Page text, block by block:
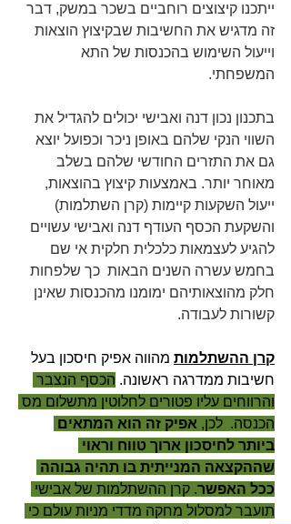
ייתכנו קיצוצים רוחביים בשכר במשק, דבר
זה מדגיש את החשיבות שבקיצוץ הוצאות
וייעול השימוש בהכנסות של התא
המשפחתי.
בתכנון נכון דנה ואבישי יכולים להגדיל את
השווי הנקי שלהם באופן ניכר וכפועל יוצא
גם את התזרים החודשי שלהם בשלב
מאוחר יותר. באמצעות קיצוץ בהוצאות,
ייעול השקעות קיימות (קרן השתלמות)
והשקעת הכסף העודף דנה ואבישי עשויים
להגיע לעצמאות כלכלית חלקית אי שם
בחמש עשרה השנים הבאות  כך שלפחות
חלק מהוצאותיהם ימומנו מהכנסות שאינן
קשורות לעבודה.
קרן ההשתלמות מהווה אפיק חיסכון בעל
חשיבות ממדרגה ראשונה. הכסף הנצבר
והרווחים עליו פטורים לחלוטין מתשלום מס
הכנסה.  לכן, אפיק זה הוא המתאים
ביותר לחיסכון ארוך טווח וראוי
שההקצאה המנייתית בו תהיה גבוהה
ככל האפשר. קרן ההשתלמות של אבישי
תועבר למסלול מחקה מדדי מניות עולם כי